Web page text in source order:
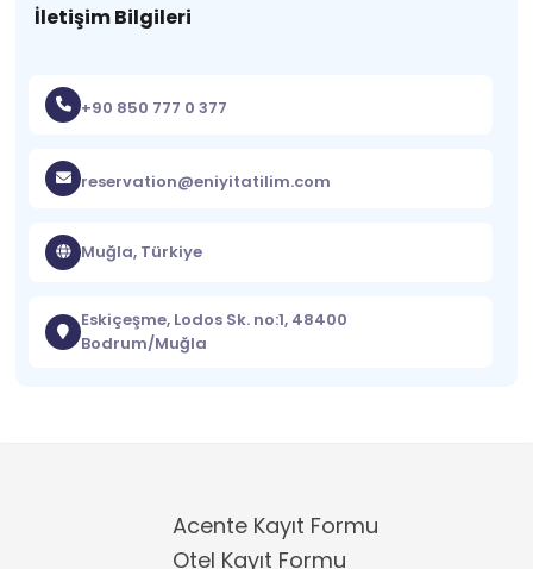
İletişim Bilgileri
+90 850 777 0 377
reservation@eniyitatilim.com
Muğla, Türkiye
Eskiçeşme, Lodos Sk. no:1, 48400
Bodrum/Muğla
Acente Kayıt Formu
Otel Kayıt Formu